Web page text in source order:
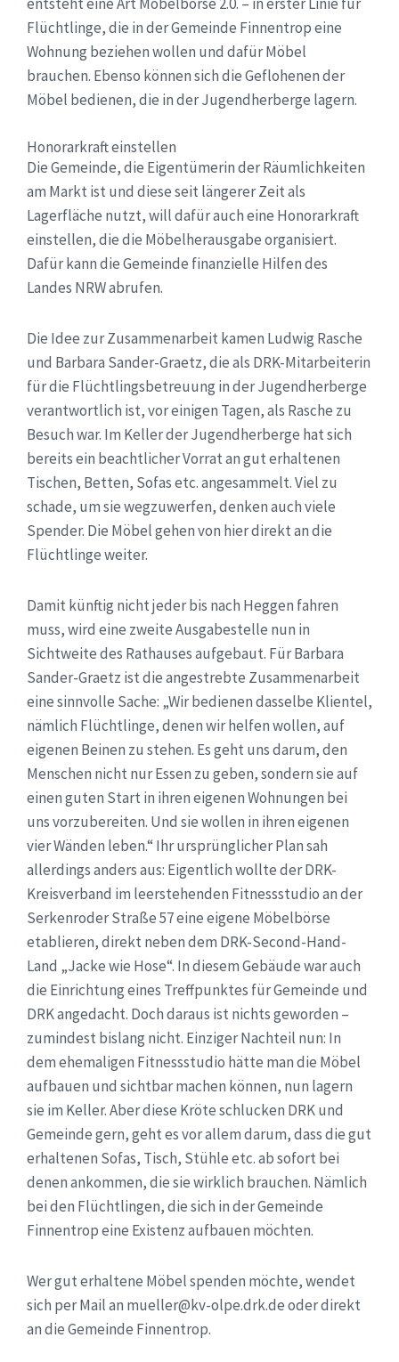
Flüchtlinge, die in der Gemeinde Finnentrop eine
Wohnung beziehen wollen und dafür Möbel
brauchen. Ebenso können sich die Geflohenen der
Möbel bedienen, die in der Jugendherberge lagern.
Honorarkraft einstellen
Die Gemeinde, die Eigentümerin der Räumlichkeiten
am Markt ist und diese seit längerer Zeit als
Lagerfläche nutzt, will dafür auch eine Honorarkraft
einstellen, die die Möbelherausgabe organisiert.
Dafür kann die Gemeinde finanzielle Hilfen des
Landes NRW abrufen.
Die Idee zur Zusammenarbeit kamen Ludwig Rasche
und Barbara Sander-Graetz, die als DRK-Mitarbeiterin
für die Flüchtlingsbetreuung in der Jugendherberge
verantwortlich ist, vor einigen Tagen, als Rasche zu
Besuch war. Im Keller der Jugendherberge hat sich
bereits ein beachtlicher Vorrat an gut erhaltenen
Tischen, Betten, Sofas etc. angesammelt. Viel zu
schade, um sie wegzuwerfen, denken auch viele
Spender. Die Möbel gehen von hier direkt an die
Flüchtlinge weiter.
Damit künftig nicht jeder bis nach Heggen fahren
muss, wird eine zweite Ausgabestelle nun in
Sichtweite des Rathauses aufgebaut. Für Barbara
Sander-Graetz ist die angestrebte Zusammenarbeit
eine sinnvolle Sache: „Wir bedienen dasselbe Klientel,
nämlich Flüchtlinge, denen wir helfen wollen, auf
eigenen Beinen zu stehen. Es geht uns darum, den
Menschen nicht nur Essen zu geben, sondern sie auf
einen guten Start in ihren eigenen Wohnungen bei
uns vorzubereiten. Und sie wollen in ihren eigenen
vier Wänden leben.“ Ihr ursprünglicher Plan sah
allerdings anders aus: Eigentlich wollte der DRK-
Kreisverband im leerstehenden Fitnessstudio an der
Serkenroder Straße 57 eine eigene Möbelbörse
etablieren, direkt neben dem DRK-Second-Hand-
Land „Jacke wie Hose“. In diesem Gebäude war auch
die Einrichtung eines Treffpunktes für Gemeinde und
DRK angedacht. Doch daraus ist nichts geworden –
zumindest bislang nicht. Einziger Nachteil nun: In
dem ehemaligen Fitnessstudio hätte man die Möbel
aufbauen und sichtbar machen können, nun lagern
sie im Keller. Aber diese Kröte schlucken DRK und
Gemeinde gern, geht es vor allem darum, dass die gut
erhaltenen Sofas, Tisch, Stühle etc. ab sofort bei
denen ankommen, die sie wirklich brauchen. Nämlich
bei den Flüchtlingen, die sich in der Gemeinde
Finnentrop eine Existenz aufbauen möchten.
Wer gut erhaltene Möbel spenden möchte, wendet
sich per Mail an mueller@kv-olpe.drk.de oder direkt
an die Gemeinde Finnentrop.